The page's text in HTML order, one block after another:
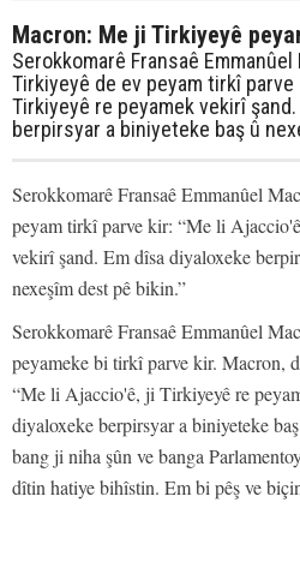
Macron: Me ji Tirkiyeyê
Serokkomarê Fransaê
Tirkiyeyê de ev peyam tirkî parve
Tirkiyeyê re peyamek vekirî
berpirsyar a biniyeteke baş û
Serokkomarê Fransaê Emmanûel
peyam tirkî parve kir: “Me li
vekirî şand. Em dîsa diyaloxeke
nexeşîm dest pê bikin.”
Serokkomarê Fransaê Emmanûel
peyameke bi tirkî parve kir. Macron,
“Me li Ajaccio'ê, ji Tirkiyeyê re
diyaloxeke berpirsyar a biniyeteke
bang ji niha şûn ve banga
dîtin hatiye bihîstin. Em bi pêş ve